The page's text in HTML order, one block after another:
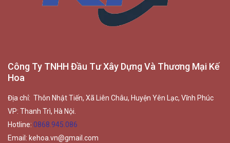
Công Ty TNHH Đầu Tư Xây Dựng Và Thương Mại Kế
Hoa
Địa chỉ: Thôn Nhật Tiến, Xã Liên Châu, Huyện Yên Lạc, Vĩnh Phúc
VP: Thanh Trì, Hà Nội.
Hotline: 0868.945.086
Email: kehoa.vn@gmail.com